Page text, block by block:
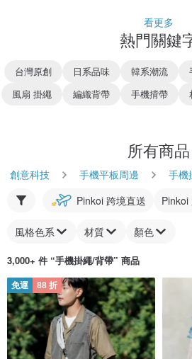
看更多
熱門關鍵
台灣原創 日系品味 韓系潮流
風扇 掛繩
編織背帶 手機揹帶
所有商品
創意科技 手機平板周邊
手機
Pinkoi 跨境直送
Pinkoi
風格色系 材質 顏色
3,000+ 件 “手機掛繩/背帶” 商品
免運 88 折